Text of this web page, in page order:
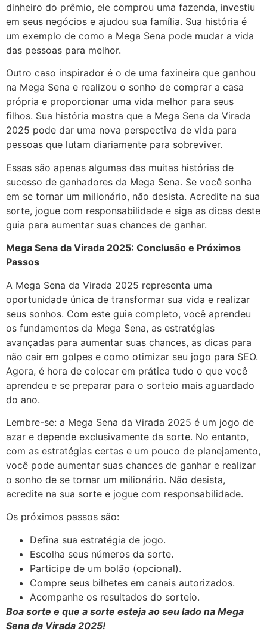
dinheiro do prêmio, ele comprou uma fazenda, investiu
em seus negócios e ajudou sua família. Sua história é
um exemplo de como a Mega Sena pode mudar a vida
das pessoas para melhor.
Outro caso inspirador é o de uma faxineira que ganhou
na Mega Sena e realizou o sonho de comprar a casa
própria e proporcionar uma vida melhor para seus
filhos. Sua história mostra que a Mega Sena da Virada
2025 pode dar uma nova perspectiva de vida para
pessoas que lutam diariamente para sobreviver.
Essas são apenas algumas das muitas histórias de
sucesso de ganhadores da Mega Sena. Se você sonha
em se tornar um milionário, não desista. Acredite na sua
sorte, jogue com responsabilidade e siga as dicas deste
guia para aumentar suas chances de ganhar.
Mega Sena da Virada 2025: Conclusão e Próximos
Passos
A Mega Sena da Virada 2025 representa uma
oportunidade única de transformar sua vida e realizar
seus sonhos. Com este guia completo, você aprendeu
os fundamentos da Mega Sena, as estratégias
avançadas para aumentar suas chances, as dicas para
não cair em golpes e como otimizar seu jogo para SEO.
Agora, é hora de colocar em prática tudo o que você
aprendeu e se preparar para o sorteio mais aguardado
do ano.
Lembre-se: a Mega Sena da Virada 2025 é um jogo de
azar e depende exclusivamente da sorte. No entanto,
com as estratégias certas e um pouco de planejamento,
você pode aumentar suas chances de ganhar e realizar
o sonho de se tornar um milionário. Não desista,
acredite na sua sorte e jogue com responsabilidade.
Os próximos passos são:
Defina sua estratégia de jogo.
Escolha seus números da sorte.
Participe de um bolão (opcional).
Compre seus bilhetes em canais autorizados.
Acompanhe os resultados do sorteio.
Boa sorte e que a sorte esteja ao seu lado na Mega
Sena da Virada 2025!